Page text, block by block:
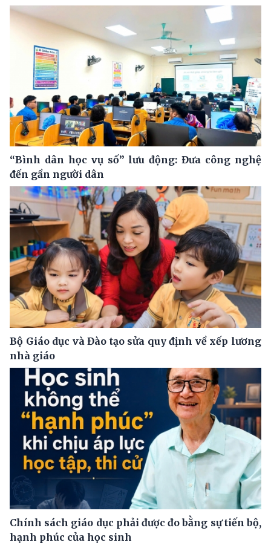
“Bình dân học vụ số” lưu động: Đưa công nghệ
đến gần người dân
Bộ Giáo dục và Đào tạo sửa quy định về xếp lương
nhà giáo
Chính sách giáo dục phải được đo bằng sự tiến bộ,
hạnh phúc của học sinh